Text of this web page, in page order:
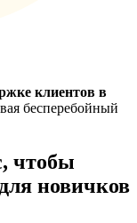
клиентов в
бесперебойный
чтобы
новичков